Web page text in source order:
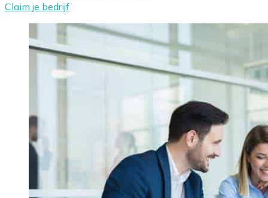
Claim je bedrijf